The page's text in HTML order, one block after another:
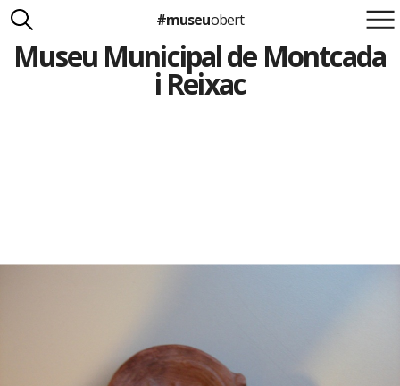
Suma't a la iniciativa
Carlota Royo
#museuobert
Museu Municipal de Montcada
i Reixac